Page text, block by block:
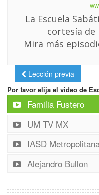
La Escuela
cortesía de
Mira más
Lección previa
Por favor elija el video de
Familia Fustero
UM TV MX
IASD Metropolitana
Alejandro Bullon